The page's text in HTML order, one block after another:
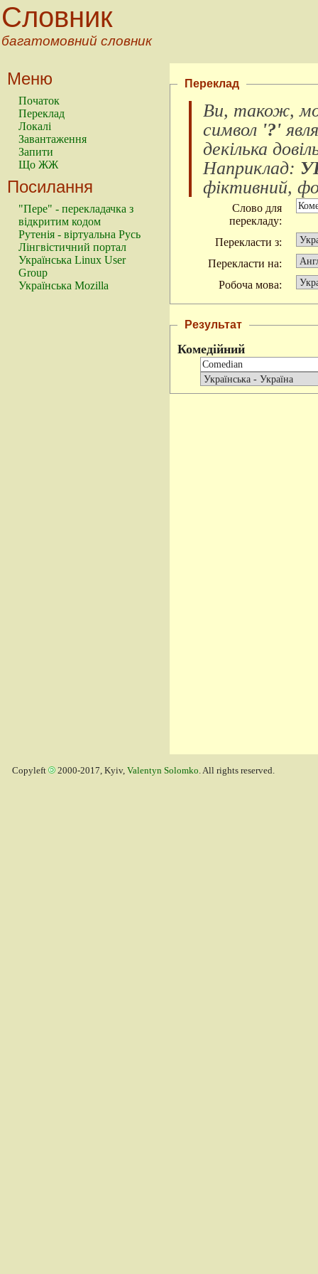
Словник
багатомовний словник
Меню
Початок
Переклад
Локалі
Завантаження
Запити
Що ЖЖ
Посилання
"Пере" - перекладачка з
відкритим кодом
Рутенія - віртуальна Русь
Лінгвістичний портал
Українська Linux User
Group
Українська Mozilla
Переклад
Ви, також,
символ '?'
декілька
Наприклад:
фіктивний,
Слово для
перекладу:
Перекласти з:
Перекласти на:
Робоча мова:
Результат
Комедійний
Copyleft 2000-2017, Kyiv, Valentyn Solomko. All rights reserved.